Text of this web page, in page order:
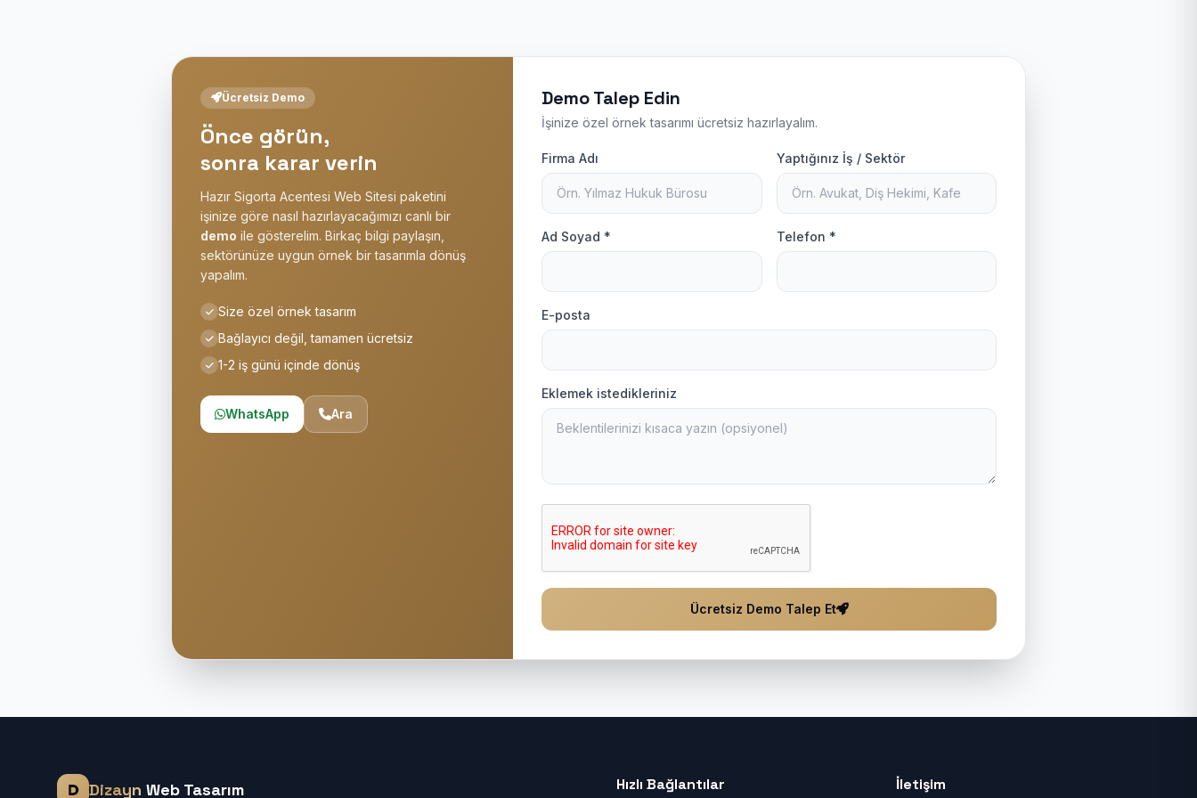
Ücretsiz Demo
Önce görün,
sonra karar verin
Hazır Sigorta Acentesi Web Sitesi paketini
işinize göre nasıl hazırlayacağımızı canlı bir
demo ile gösterelim. Birkaç bilgi paylaşın,
sektörünüze uygun örnek bir tasarımla dönüş
yapalım.
Size özel örnek tasarım
Bağlayıcı değil, tamamen ücretsiz
1-2 iş günü içinde dönüş
WhatsApp Ara
Demo Talep Edin
İşinize özel örnek tasarımı ücretsiz hazırlayalım.
Firma Adı Yaptığınız İş / Sektör
Ad Soyad * Telefon *
E-posta
Eklemek istedikleriniz
Ücretsiz Demo Talep Et
Dizayn Web Tasarım Hızlı Bağlantılar İletişim